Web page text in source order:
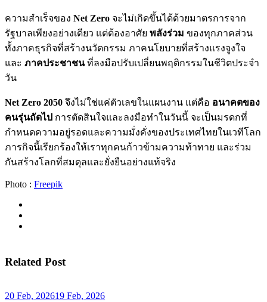
ความสำเร็จของ Net Zero จะไม่เกิดขึ้นได้ด้วยมาตรการจาก
รัฐบาลเพียงอย่างเดียว แต่ต้องอาศัย พลังร่วม ของทุกภาคส่วน
ทั้งภาคธุรกิจที่สร้างนวัตกรรม ภาคนโยบายที่สร้างแรงจูงใจ
และ ภาคประชาชนที่ลงมือปรับเปลี่ยนพฤติกรรมในชีวิตประจำ
วัน
Net Zero 2050 จึงไม่ใช่แค่ตัวเลขในแผนงาน แต่คือ อนาคตของ
คนรุ่นถัดไป การตัดสินใจและลงมือทำในวันนี้ จะเป็นมรดกที่
กำหนดความอยู่รอดและความมั่งคั่งของประเทศไทยในเวทีโลก
ภารกิจนี้เรียกร้องให้เราทุกคนก้าวข้ามความท้าทาย และร่วม
กันสร้างโลกที่สมดุลและยั่งยืนอย่างแท้จริง
Photo : Freepik
Related Post
20 Feb, 202619 Feb, 2026